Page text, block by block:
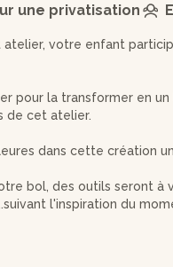
une privatisation
atelier, votre enfant
pour la transformer en
de cet atelier.
dans cette création
bol, des outils seront à
l'inspiration du